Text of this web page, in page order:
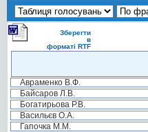
Зберегти
в
форматі RTF
Авраменко В.Ф.
Байсаров Л.В.
Богатирьова Р.В.
Васильєв О.А.
Гапочка М.М.